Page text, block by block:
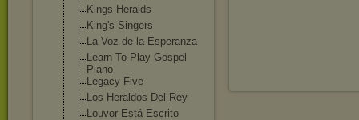
Kings Heralds
King's Singers
La Voz de la Esperanza
Learn To Play Gospel
Piano
Legacy Five
Los Heraldos Del Rey
Louvor Está Escrito